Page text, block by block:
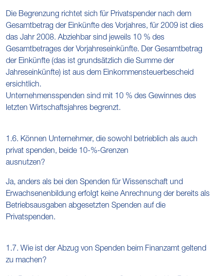
Die Begrenzung richtet sich für Privatspender nach dem
Gesamtbetrag der Einkünfte des Vorjahres, für 2009 ist dies
das Jahr 2008. Abziehbar sind jeweils 10 % des
Gesamtbetrages der Vorjahreseinkünfte. Der Gesamtbetrag
der Einkünfte (das ist grundsätzlich die Summe der
Jahreseinkünfte) ist aus dem Einkommensteuerbescheid
ersichtlich.
Unternehmensspenden sind mit 10 % des Gewinnes des
letzten Wirtschaftsjahres begrenzt.
1.6. Können Unternehmer, die sowohl betrieblich als auch
privat spenden, beide 10-%-Grenzen
ausnutzen?
Ja, anders als bei den Spenden für Wissenschaft und
Erwachsenenbildung erfolgt keine Anrechnung der bereits als
Betriebsausgaben abgesetzten Spenden auf die
Privatspenden.
1.7. Wie ist der Abzug von Spenden beim Finanzamt geltend
zu machen?